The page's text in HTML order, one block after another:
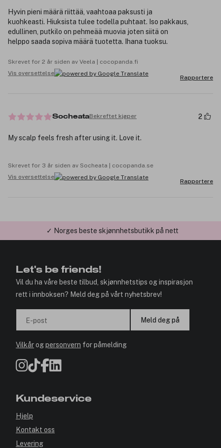
Hyvin pieni määrä riittää, vaahtoaa paksusti ja
kuohkeasti. Hiuksista tulee todella puhtaat. Iso pakkaus,
edullinen, putkilo on pehmeää muovia joten siitä on
helppo saada sopiva määrä tuotetta. Ihana tuoksu.
Skrevet for 2 år siden av Veela | cocopanda.fi
Vis oversettelse
Rapportere
SocheataBekreftet kjøper 2
My scalp feels fresh after using it. Love it.
Skrevet for 3 år siden av Socheata | cocopanda.se
Vis oversettelse
Rapportere
✓ Årets Nettbutikk 2026 og 2025
Let's be friends!
Vil du ha våre beste tilbud, skjønnhetstips og inspirasjon
rett i innboksen? Meld deg på vårt nyhetsbrev!
E-post Meld deg på
Vilkårogpersonvern for påmelding
Kundeservice
Hjelp
Kontakt oss
Levering